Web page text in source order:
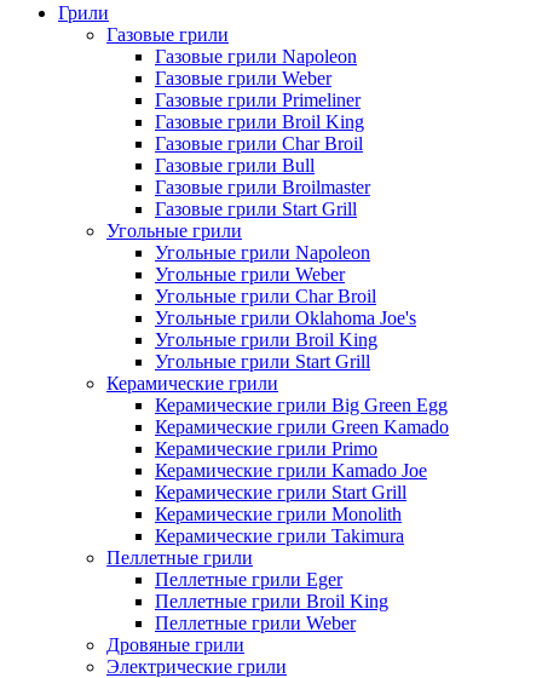
Грили
Газовые грили
Газовые грили Napoleon
Газовые грили Weber
Газовые грили Primeliner
Газовые грили Broil King
Газовые грили Char Broil
Газовые грили Bull
Газовые грили Broilmaster
Газовые грили Start Grill
Угольные грили
Угольные грили Napoleon
Угольные грили Weber
Угольные грили Char Broil
Угольные грили Oklahoma Joe's
Угольные грили Broil King
Угольные грили Start Grill
Керамические грили
Керамические грили Big Green Egg
Керамические грили Green Kamado
Керамические грили Primo
Керамические грили Kamado Joe
Керамические грили Start Grill
Керамические грили Monolith
Керамические грили Takimura
Пеллетные грили
Пеллетные грили Eger
Пеллетные грили Broil King
Пеллетные грили Weber
Дровяные грили
Электрические грили